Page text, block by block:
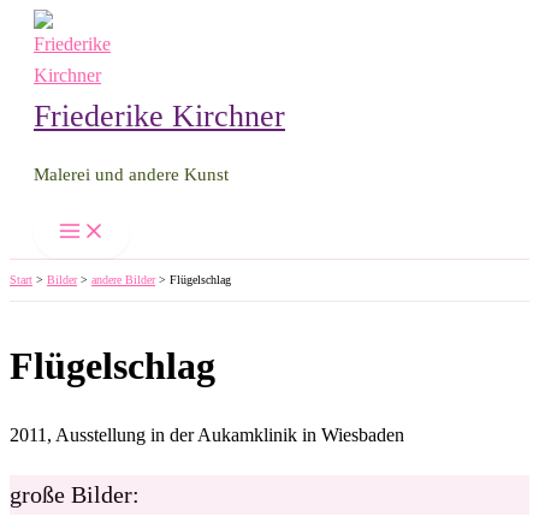
Zum
Inhalt
springen
Friederike Kirchner
Malerei und andere Kunst
Start Bilder andere Bilder Flügelschlag
Flügelschlag
2011, Ausstellung in der Aukamklinik in Wiesbaden
große Bilder: